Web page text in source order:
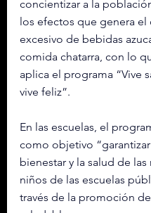
concientizar a la
los efectos que genera el
excesivo de bebidas
comida chatarra, con lo
aplica el programa “Vive
vive feliz”.
En las escuelas, el
como objetivo “garantizar
bienestar y la salud de las
niños de las escuelas
través de la promoción